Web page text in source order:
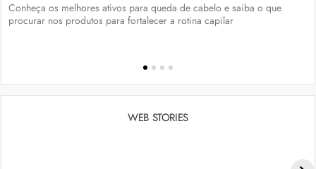
Conheça os melhores ativos para queda de cabelo e saiba o que
procurar nos produtos para fortalecer a rotina capilar
WEB STORIES